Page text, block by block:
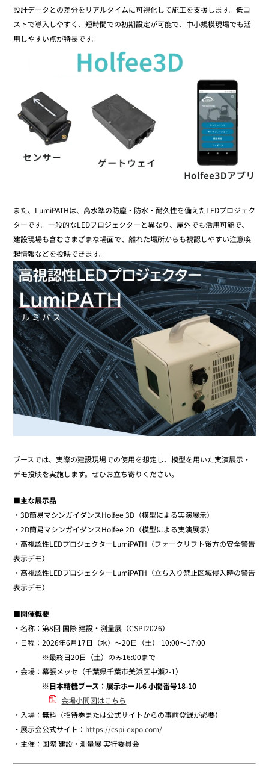
設計データとの差分をリアルタイムに可視化して施工を支援します。低コ
ストで導入しやすく、短時間での初期設定が可能で、中小規模現場でも活
用しやすい点が特長です。
また、LumiPATHは、高水準の防塵・防水・耐久性を備えたLEDプロジェク
ターです。一般的なLEDプロジェクターと異なり、屋外でも活用可能で、
建設現場も含むさまざまな場面で、離れた場所からも視認しやすい注意喚
起情報などを投映できます。
ブースでは、実際の建設現場での使用を想定し、模型を用いた実演展示・
デモ投映を実施します。ぜひお立ち寄りください。
■主な展示品
・3D簡易マシンガイダンスHolfee 3D（模型による実演展示）
・2D簡易マシンガイダンスHolfee 2D（模型による実演展示）
・高視認性LEDプロジェクターLumiPATH（フォークリフト後方の安全警告
表示デモ）
・高視認性LEDプロジェクターLumiPATH（立ち入り禁止区域侵入時の警告
表示デモ）
■開催概要
・名称：第8回 国際 建設・測量展（CSPI2026）
・日程：2026年6月17日（水）～20日（土） 10:00～17:00
※最終日20日（土）のみ16:00まで
・会場：幕張メッセ（千葉県千葉市美浜区中瀬2-1）
※日本精機ブース：展示ホール6 小間番号18-10
会場小間図はこちら
・入場：無料（招待券または公式サイトからの事前登録が必要）
・展示会公式サイト： https://cspi-expo.com/
・主催：国際 建設・測量展 実行委員会